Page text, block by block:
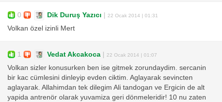
0 Dik Duruş Yazıcı | 22 Ocak 2014 | 01:31
Volkan özel izinli Mert
1 Vedat Akcakoca | 22 Ocak 2014 | 01:07
Volkan sizler konusurken ben ise gitmek zorundaydim. sercanin
bir kac cümlesini dinleyip evden ciktim. Aglayarak sevincten
aglayarak. Allahimdan tek dilegim Ali tandogan ve Ergicin de alt
yapida antrenör olarak yuvamiza geri dönmeleridir! 10 nu zaten